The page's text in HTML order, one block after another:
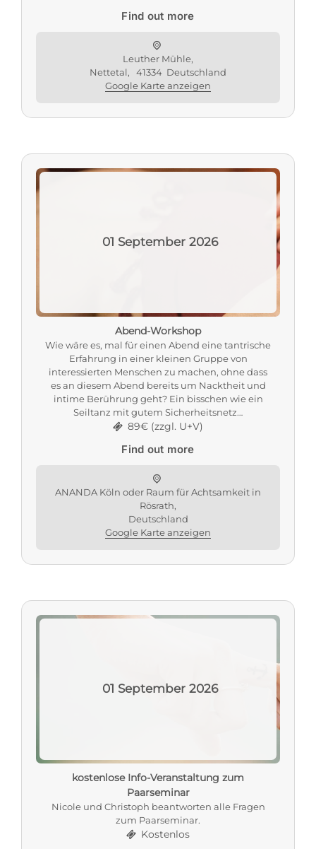
Find out more
Leuther Mühle,
Nettetal, 41334 Deutschland
Google Karte anzeigen
01 September 2026
Abend-Workshop
Wie wäre es, mal für einen Abend eine tantrische
Erfahrung in einer kleinen Gruppe von
interessierten Menschen zu machen, ohne dass
es an diesem Abend bereits um Nacktheit und
intime Berührung geht? Ein bisschen wie ein
Seiltanz mit gutem Sicherheitsnetz…
89€ (zzgl. U+V)
Find out more
ANANDA Köln oder Raum für Achtsamkeit in
Rösrath,
Deutschland
Google Karte anzeigen
01 September 2026
kostenlose Info-Veranstaltung zum
Paarseminar
Nicole und Christoph beantworten alle Fragen
zum Paarseminar.
Kostenlos